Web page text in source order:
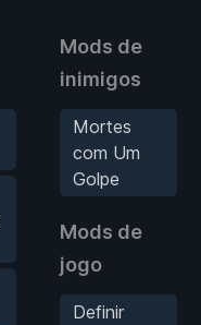
Mods de
inimigos
Mortes
com Um
Golpe
Mods de
jogo
Definir